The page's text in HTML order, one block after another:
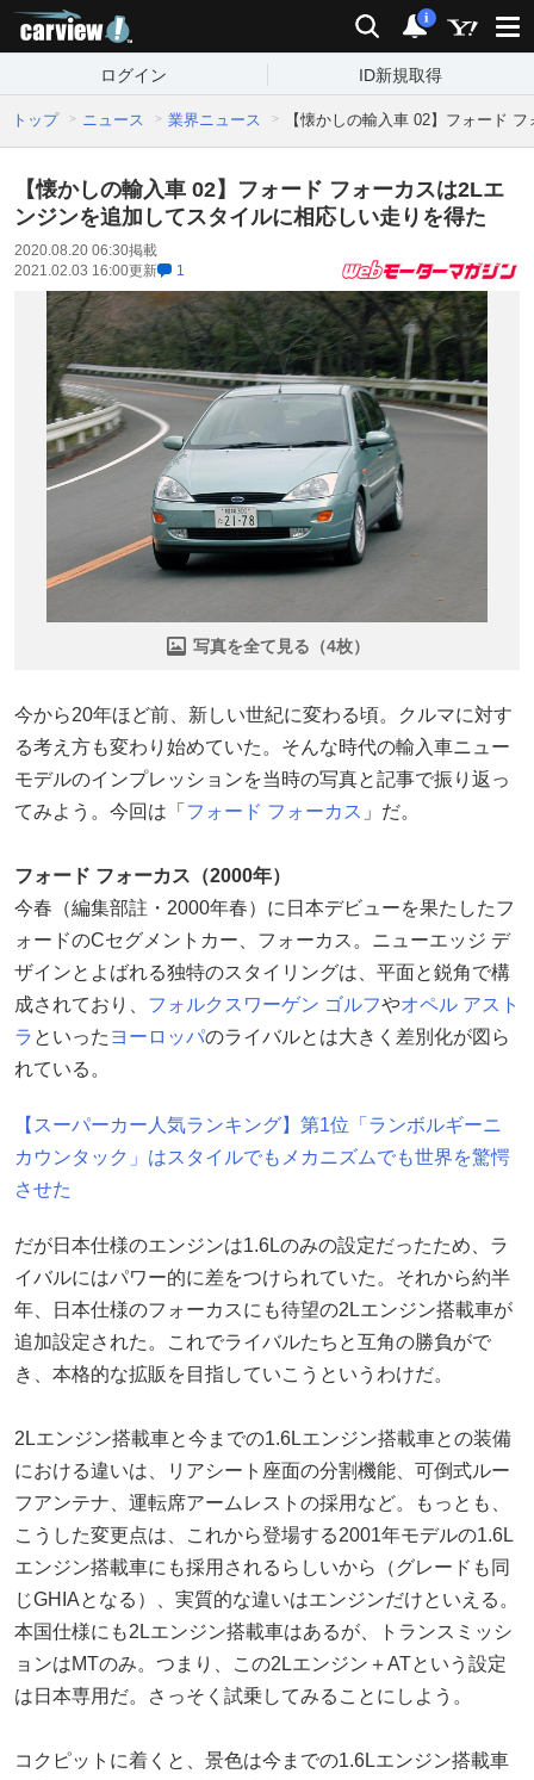
検索 通知
i
ログイン ID新規取得
トップ ニュース 業界ニュース 【懐かしの輸入車 02】フォード
【懐かしの輸入車 02】フォード フォーカスは2Lエ
ンジンを追加してスタイルに相応しい走りを得た
2020.08.20 06:30掲載
2021.02.03 16:00更新 1
写真を全て見る（4枚）
今から20年ほど前、新しい世紀に変わる頃。クルマに対す
る考え方も変わり始めていた。そんな時代の輸入車ニュー
モデルのインプレッションを当時の写真と記事で振り返っ
てみよう。今回は「 フォード フォーカス 」だ。
フォード フォーカス（2000年）
今春（編集部註・2000年春）に日本デビューを果たしたフ
ォードのCセグメントカー、フォーカス。ニューエッジ デ
ザインとよばれる独特のスタイリングは、平面と鋭角で構
成されており、 フォルクスワーゲン ゴルフやオペル アスト
ラ といった ヨーロッパのライバルとは大きく差別化が図ら
れている。
【スーパーカー人気ランキング】第1位「ランボルギーニ
カウンタック」はスタイルでもメカニズムでも世界を驚愕
させた
だが日本仕様のエンジンは1.6Lのみの設定だったため、ラ
イバルにはパワー的に差をつけられていた。それから約半
年、日本仕様のフォーカスにも待望の2Lエンジン搭載車が
追加設定された。これでライバルたちと互角の勝負がで
き、本格的な拡販を目指していこうというわけだ。
2Lエンジン搭載車と今までの1.6Lエンジン搭載車との装備
における違いは、リアシート座面の分割機能、可倒式ルー
フアンテナ、運転席アームレストの採用など。もっとも、
こうした変更点は、これから登場する2001年モデルの1.6L
エンジン搭載車にも採用されるらしいから（グレードも同
じGHIAとなる）、実質的な違いはエンジンだけといえる。
本国仕様にも2Lエンジン搭載車はあるが、トランスミッシ
ョンはMTのみ。つまり、この2Lエンジン＋ATという設定
は日本専用だ。さっそく試乗してみることにしよう。
コクピットに着くと、景色は今までの1.6Lエンジン搭載車